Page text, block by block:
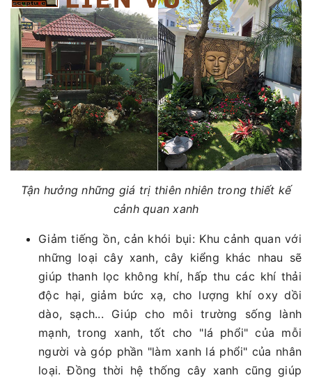
Tận hưởng những giá trị thiên nhiên trong thiết kế
cảnh quan xanh
Giảm tiếng ồn, cản khói bụi: Khu cảnh quan với
những loại cây xanh, cây kiểng khác nhau sẽ
giúp thanh lọc không khí, hấp thu các khí thải
độc hại, giảm bức xạ, cho lượng khí oxy dồi
dào, sạch... Giúp cho môi trường sống lành
mạnh, trong xanh, tốt cho "lá phổi" của mỗi
người và góp phần "làm xanh lá phổi" của nhân
loại. Đồng thời hệ thống cây xanh cũng giúp